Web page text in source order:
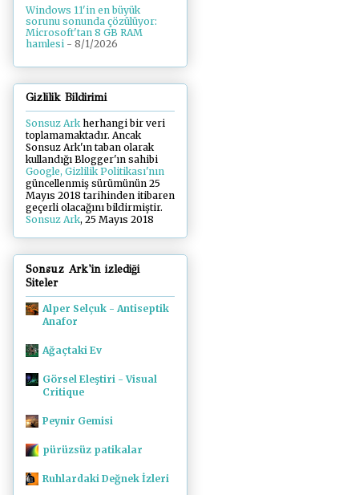
Windows 11'in en büyük
sorunu sonunda çözülüyor:
Microsoft'tan 8 GB RAM
hamlesi - 8/1/2026
Gizlilik Bildirimi
Sonsuz Arkherhangi bir veri
toplamamaktadır. Ancak
Sonsuz Ark'ın taban olarak
kullandığı Blogger'ın sahibi
Google, Gizlilik Politikası'nın
güncellenmiş sürümünün 25
Mayıs 2018 tarihinden itibaren
geçerli olacağını bildirmiştir.
Sonsuz Ark, 25 Mayıs 2018
Sonsuz Ark'in izlediği
Siteler
Alper Selçuk - Antiseptik
Anafor
Ağaçtaki Ev
Görsel Eleştiri - Visual
Critique
Peynir Gemisi
pürüzsüz patikalar
Ruhlardaki Değnek İzleri